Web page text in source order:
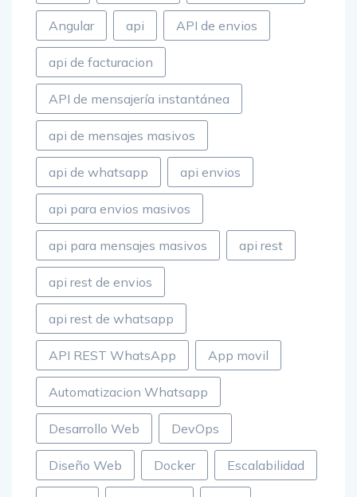
Angular api API de envios
api de facturacion
API de mensajería instantánea
api de mensajes masivos
api de whatsapp api envios
api para envios masivos
api para mensajes masivos api rest
api rest de envios
api rest de whatsapp
API REST WhatsApp App movil
Automatizacion Whatsapp
Desarrollo Web DevOps
Diseño Web Docker Escalabilidad
Flutter GuruMatch Java